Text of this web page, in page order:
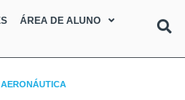
ÁREA DE ALUNO